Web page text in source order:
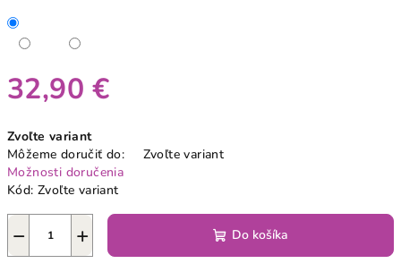
32,90 €
cena:
Zvoľte variant
Môžeme doručiť do:
Zvoľte variant
Možnosti doručenia
Kód: Zvoľte variant
+
− Do košíka